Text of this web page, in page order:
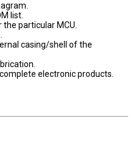
list.
particular MCU.
casing/shell of the
electronic products.